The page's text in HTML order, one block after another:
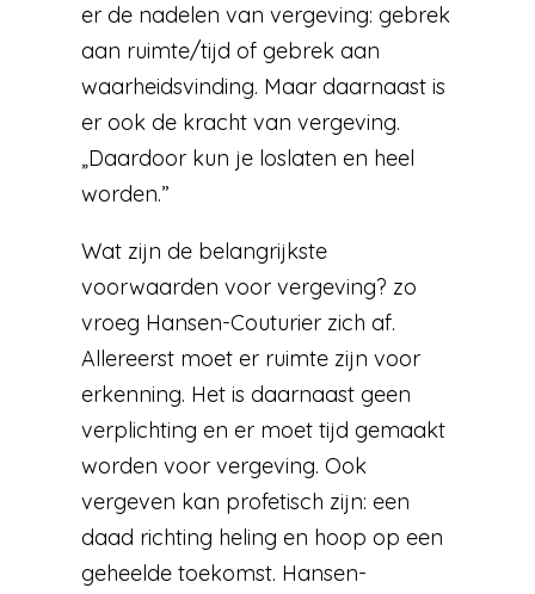
er de nadelen van vergeving: gebrek
aan ruimte/tijd of gebrek aan
waarheidsvinding. Maar daarnaast is
er ook de kracht van vergeving.
„Daardoor kun je loslaten en heel
worden.”
Wat zijn de belangrijkste
voorwaarden voor vergeving? zo
vroeg Hansen-Couturier zich af.
Allereerst moet er ruimte zijn voor
erkenning. Het is daarnaast geen
verplichting en er moet tijd gemaakt
worden voor vergeving. Ook
vergeven kan profetisch zijn: een
daad richting heling en hoop op een
geheelde toekomst. Hansen-